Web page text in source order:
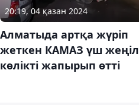
20:19, 04 қазан 2024
Алматыда артқа жүріп
жеткен КАМАЗ үш жеңіл
көлікті жапырып өтті